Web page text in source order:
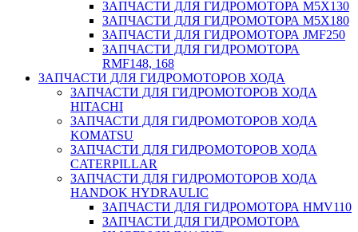
ЗАПЧАСТИ ДЛЯ ГИДРОМОТОРА M5X130
ЗАПЧАСТИ ДЛЯ ГИДРОМОТОРА M5X180
ЗАПЧАСТИ ДЛЯ ГИДРОМОТОРА JMF250
ЗАПЧАСТИ ДЛЯ ГИДРОМОТОРА
RMF148, 168
ЗАПЧАСТИ ДЛЯ ГИДРОМОТОРОВ ХОДА
ЗАПЧАСТИ ДЛЯ ГИДРОМОТОРОВ ХОДА
HITACHI
ЗАПЧАСТИ ДЛЯ ГИДРОМОТОРОВ ХОДА
KOMATSU
ЗАПЧАСТИ ДЛЯ ГИДРОМОТОРОВ ХОДА
CATERPILLAR
ЗАПЧАСТИ ДЛЯ ГИДРОМОТОРОВ ХОДА
HANDOK HYDRAULIC
ЗАПЧАСТИ ДЛЯ ГИДРОМОТОРА HMV110
ЗАПЧАСТИ ДЛЯ ГИДРОМОТОРА